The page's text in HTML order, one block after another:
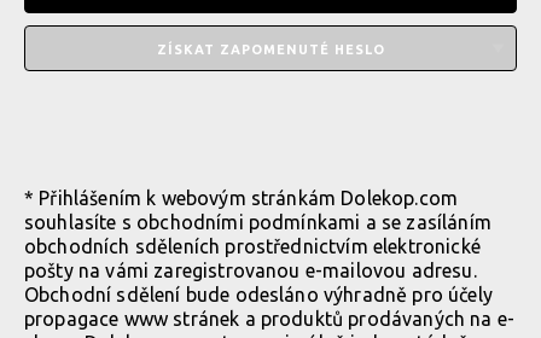
ZÍSKAT ZAPOMENUTÉ HESLO
* Přihlášením k webovým stránkám Dolekop.com
souhlasíte s obchodními podmínkami a se zasíláním
obchodních sděleních prostřednictvím elektronické
pošty na vámi zaregistrovanou e-mailovou adresu.
Obchodní sdělení bude odesláno výhradně pro účely
propagace www stránek a produktů prodávaných na e-